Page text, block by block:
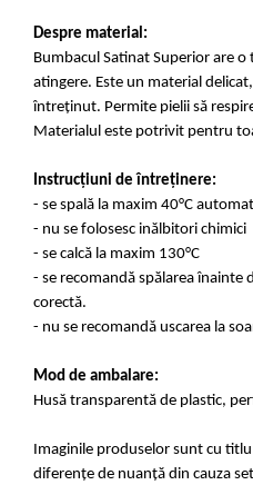
Despre material:
Bumbacul Satinat Superior are
atingere. Este un material
întreținut. Permite pielii să
Materialul este potrivit pentru
Instrucțiuni de întreținere:
- se spală la maxim 40°C automat
- nu se folosesc inălbitori chimici
- se calcă la maxim 130°C
- se recomandă spălarea înainte
- nu se recomandă uscarea la
Mod de ambalare:
Husă transparentă de plastic,
Imaginile produselor sunt cu
diferențe de nuanță din cauza